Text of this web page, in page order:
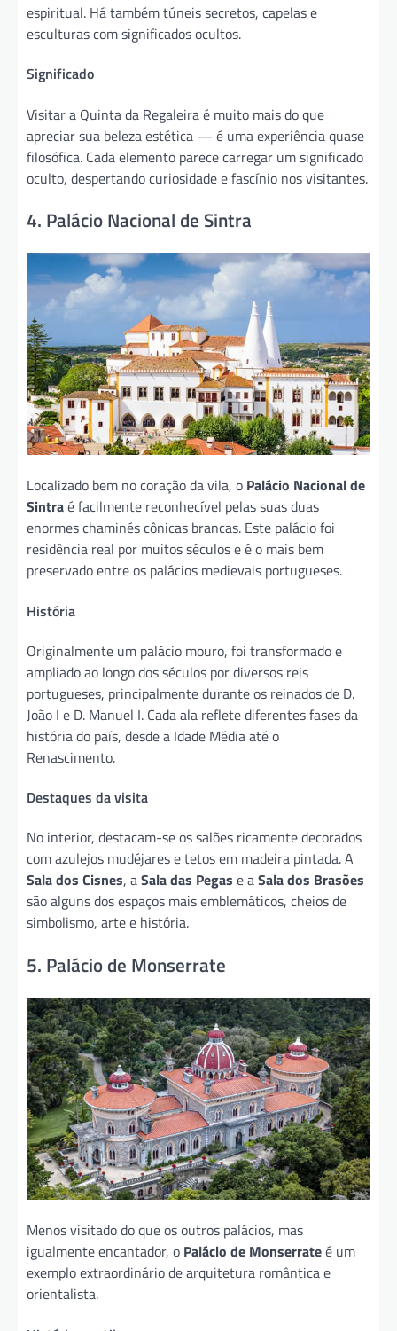
espiritual. Há também túneis secretos, capelas e
esculturas com significados ocultos.
Significado
Visitar a Quinta da Regaleira é muito mais do que
apreciar sua beleza estética — é uma experiência quase
filosófica. Cada elemento parece carregar um significado
oculto, despertando curiosidade e fascínio nos visitantes.
4. Palácio Nacional de Sintra
Localizado bem no coração da vila, o Palácio Nacional de
Sintraé facilmente reconhecível pelas suas duas
enormes chaminés cônicas brancas. Este palácio foi
residência real por muitos séculos e é o mais bem
preservado entre os palácios medievais portugueses.
História
Originalmente um palácio mouro, foi transformado e
ampliado ao longo dos séculos por diversos reis
portugueses, principalmente durante os reinados de D.
João I e D. Manuel I. Cada ala reflete diferentes fases da
história do país, desde a Idade Média até o
Renascimento.
Destaques da visita
No interior, destacam-se os salões ricamente decorados
com azulejos mudéjares e tetos em madeira pintada. A
Sala dos Cisnes, aSala das Pegas e aSala dos Brasões
são alguns dos espaços mais emblemáticos, cheios de
simbolismo, arte e história.
5. Palácio de Monserrate
Menos visitado do que os outros palácios, mas
igualmente encantador, o Palácio de Monserrateé um
exemplo extraordinário de arquitetura romântica e
orientalista.